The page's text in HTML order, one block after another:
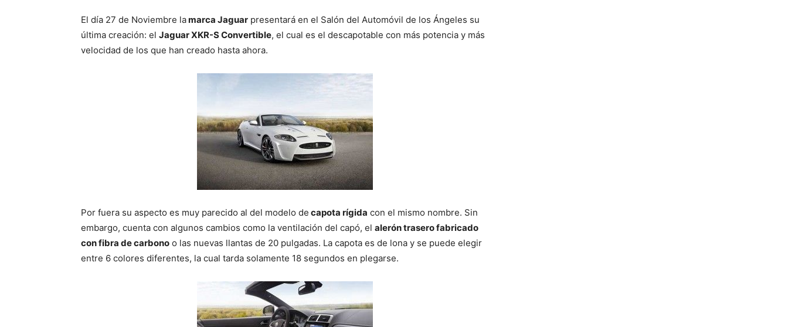
El día 27 de Noviembre lamarca Jaguar presentará en el Salón del Automóvil de los Ángeles su
última creación: el Jaguar XKR-S Convertible, el cual es el descapotable con más potencia y más
velocidad de los que han creado hasta ahora.
Por fuera su aspecto es muy parecido al del modelo de capota rígida con el mismo nombre. Sin
embargo, cuenta con algunos cambios como la ventilación del capó, el alerón trasero fabricado
con fibra de carbono o las nuevas llantas de 20 pulgadas. La capota es de lona y se puede elegir
entre 6 colores diferentes, la cual tarda solamente 18 segundos en plegarse.